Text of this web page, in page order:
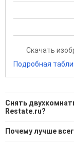
Скачать
Подробная
Снять
Restate.ru?
Ищите, как
2 актуальных
Почему лучше